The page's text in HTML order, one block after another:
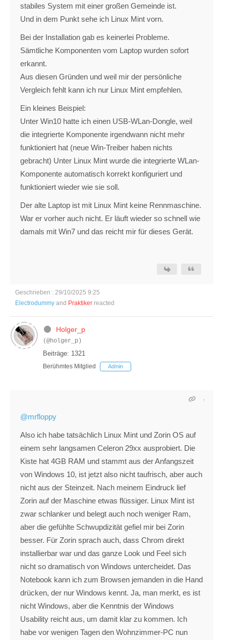
stabiles System mit einer großen Gemeinde ist.
Und in dem Punkt sehe ich Linux Mint vorn.
Bei der Installation gab es keinerlei Probleme.
Sämtliche Komponenten vom Laptop wurden sofort
erkannt.
Aus diesen Gründen und weil mir der persönliche
Vergleich fehlt kann ich nur Linux Mint empfehlen.
Ein kleines Beispiel:
Unter Win10 hatte ich einen USB-WLan-Dongle, weil
die integrierte Komponente irgendwann nicht mehr
funktioniert hat (neue Win-Treiber haben nichts
gebracht) Unter Linux Mint wurde die integrierte WLan-
Komponente automatisch korrekt konfiguriert und
funktioniert wieder wie sie soll.
Der alte Laptop ist mit Linux Mint keine Rennmaschine.
War er vorher auch nicht. Er läuft wieder so schnell wie
damals mit Win7 und das reicht mir für dieses Gerät.
Geschrieben : 29/10/2025 9:25
Electrodummy and Praktiker reacted
Holger_p
(@holger_p)
Beiträge: 1321
Berühmtes Mitglied Admin
@mrfloppy
Also ich habe tatsächlich Linux Mint und Zorin OS auf
einem sehr langsamen Celeron 29xx ausprobiert. Die
Kiste hat 4GB RAM und stammt aus der Anfangszeit
von Windows 10, ist jetzt also nicht taufrisch, aber auch
nicht aus der Steinzeit. Nach meinem Eindruck lief
Zorin auf der Maschine etwas flüssiger. Linux Mint ist
zwar schlanker und belegt auch noch weniger Ram,
aber die gefühlte Schwupdizität gefiel mir bei Zorin
besser. Für Zorin sprach auch, dass Chrom direkt
installierbar war und das ganze Look und Feel sich
nicht so dramatisch von Windows untercheidet. Das
Notebook kann ich zum Browsen jemanden in die Hand
drücken, der nur Windows kennt. Ja, man merkt, es ist
nicht Windows, aber die Kenntnis der Windows
Usability reicht aus, um damit klar zu kommen. Ich
habe vor wenigen Tagen den Wohnzimmer-PC nun